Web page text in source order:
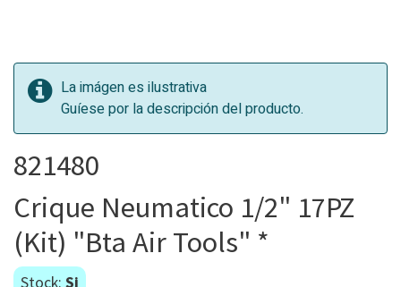
La imágen es ilustrativa
Guíese por la descripción del producto.
821480
Crique Neumatico 1/2" 17PZ
(Kit) "Bta Air Tools" *
Stock: Si